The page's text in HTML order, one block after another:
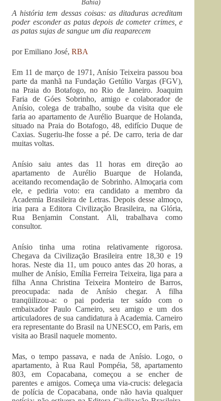
Bahia)
A história tem dessas coisas: as ditaduras acreditam
poder esconder as patas depois de cometer crimes, e
as patas sujas de sangue um dia reaparecem
por Emiliano José, RBA
Em 11 de março de 1971, Anísio Teixeira passou boa
parte da manhã na Fundação Getúlio Vargas (FGV),
na Praia do Botafogo, no Rio de Janeiro. Joaquim
Faria de Góes Sobrinho, amigo e colaborador de
Anísio, colega de trabalho, soube da visita que ele
faria ao apartamento de Aurélio Buarque de Holanda,
situado na Praia do Botafogo, 48, edifício Duque de
Caxias. Sugeriu-lhe fosse a pé. De carro, teria de dar
muitas voltas.
Anísio saiu antes das 11 horas em direção ao
apartamento de Aurélio Buarque de Holanda,
aceitando recomendação de Sobrinho. Almoçaria com
ele, e pediria voto: era candidato a membro da
Academia Brasileira de Letras. Depois desse almoço,
iria para a Editora Civilização Brasileira, na Glória,
Rua Benjamin Constant. Ali, trabalhava como
consultor.
Anísio tinha uma rotina relativamente rigorosa.
Chegava da Civilização Brasileira entre 18,30 e 19
horas. Neste dia 11, um pouco antes das 20 horas, a
mulher de Anísio, Emília Ferreira Teixeira, liga para a
filha Anna Christina Teixeira Monteiro de Barros,
preocupada: nada de Anísio chegar. A filha
tranqüilizou-a: o pai poderia ter saído com o
embaixador Paulo Carneiro, seu amigo e um dos
articuladores de sua candidatura à Academia. Carneiro
era representante do Brasil na UNESCO, em Paris, em
visita ao Brasil naquele momento.
Mas, o tempo passava, e nada de Anísio. Logo, o
apartamento, à Rua Raul Pompéia, 58, apartamento
803, em Copacabana, começou a se encher de
parentes e amigos. Começa uma via-crucis: delegacia
de polícia de Copacabana, onde não havia qualquer